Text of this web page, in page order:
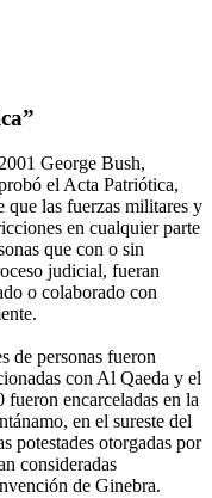
George Bush,
el Acta Patriótica,
que las fuerzas militares y
en cualquier parte
que con o sin
judicial, fueran
o colaborado con
de personas fueron
con Al Qaeda y el
encarceladas en la
en el sureste del
potestades otorgadas por
consideradas
de Ginebra.